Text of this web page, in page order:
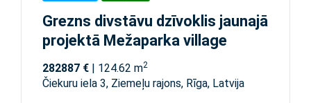
Grezns divstāvu dzīvoklis jaunajā
projektā Mežaparka village
282887 € | 124.62 m2
Čiekuru iela 3, Ziemeļu rajons, Rīga, Latvija